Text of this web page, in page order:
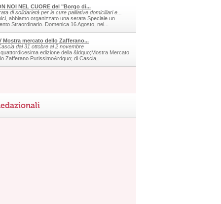
NOI NEL CUORE del "Borgo di...
di solidarietà per le cure palliative domiciliari e...
abbiamo organizzato una serata Speciale un
Straordinario. Domenica 16 Agosto, nel...
Mostra mercato dello Zafferano...
dal 31 ottobre al 2 novembre
quattordicesima edizione della &ldquo;Mostra Mercato
Zafferano Purissimo&rdquo; di Cascia,...